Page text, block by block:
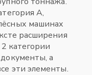
A,
машинах
расширения
категории
а
эти элементы.